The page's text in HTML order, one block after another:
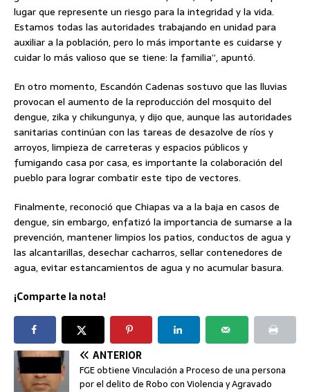
lugar que represente un riesgo para la integridad y la vida.
Estamos todas las autoridades trabajando en unidad para
auxiliar a la población, pero lo más importante es cuidarse y
cuidar lo más valioso que se tiene: la familia”, apuntó.
En otro momento, Escandón Cadenas sostuvo que las lluvias
provocan el aumento de la reproducción del mosquito del
dengue, zika y chikungunya, y dijo que, aunque las autoridades
sanitarias continúan con las tareas de desazolve de ríos y
arroyos, limpieza de carreteras y espacios públicos y
fumigando casa por casa, es importante la colaboración del
pueblo para lograr combatir este tipo de vectores.
Finalmente, reconoció que Chiapas va a la baja en casos de
dengue, sin embargo, enfatizó la importancia de sumarse a la
prevención, mantener limpios los patios, conductos de agua y
las alcantarillas, desechar cacharros, sellar contenedores de
agua, evitar estancamientos de agua y no acumular basura.
¡Comparte la nota!
ANTERIOR
FGE obtiene Vinculación a Proceso de una persona
por el delito de Robo con Violencia y Agravado